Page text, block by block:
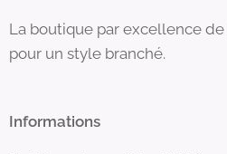
La boutique par excellence
pour un style branché.
Informations